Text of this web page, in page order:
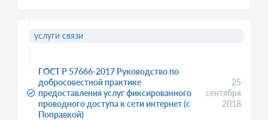
ГОСТ Р 57666-2017 Руководство по
добросовестной практике
предоставления услуг фиксированного
проводного доступа к сети интернет (с
Поправкой)
25
сентября
2018
услуги связи